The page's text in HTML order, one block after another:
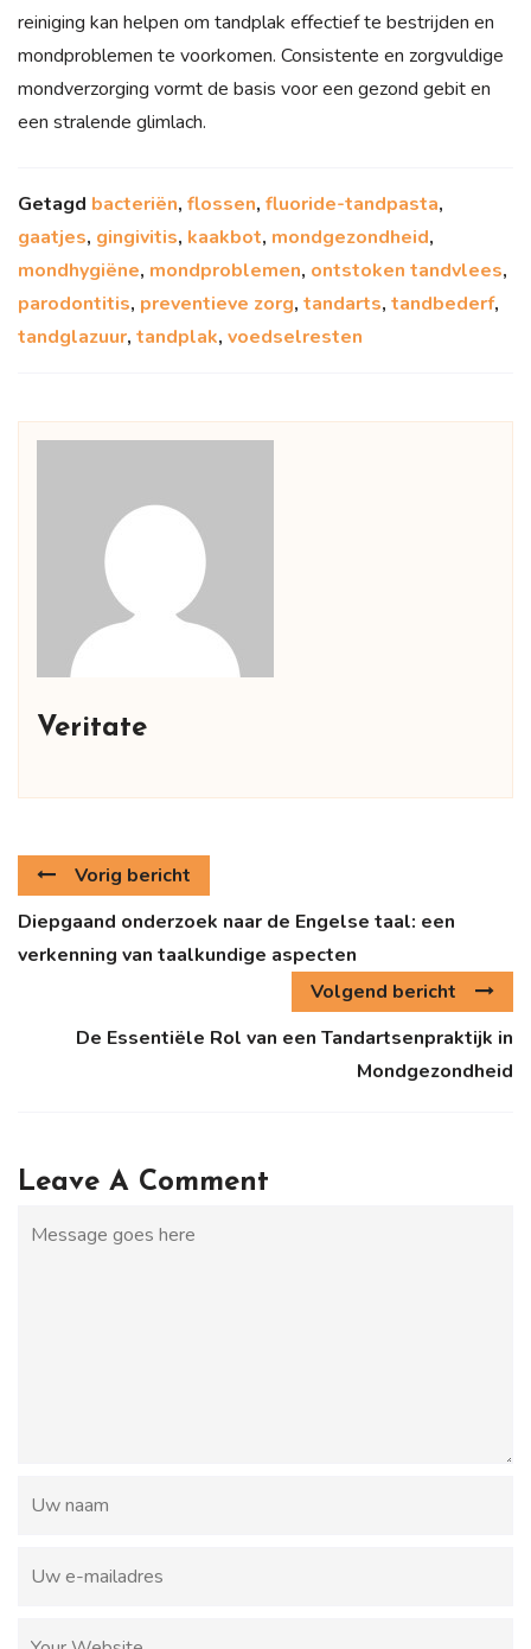
reiniging kan helpen om tandplak effectief te bestrijden en
mondproblemen te voorkomen. Consistente en zorgvuldige
mondverzorging vormt de basis voor een gezond gebit en
een stralende glimlach.
Getagd bacteriën, flossen, fluoride-tandpasta,
gaatjes, gingivitis, kaakbot, mondgezondheid,
mondhygiëne, mondproblemen, ontstoken tandvlees,
parodontitis, preventieve zorg, tandarts, tandbederf,
tandglazuur, tandplak, voedselresten
Veritate
Vorig bericht
Diepgaand onderzoek naar de Engelse taal: een
verkenning van taalkundige aspecten
Volgend bericht
De Essentiële Rol van een Tandartsenpraktijk in
Mondgezondheid
Leave A Comment